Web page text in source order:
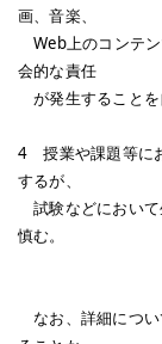
画、音楽、
Web上のコンテ
会的な責任
が発生することを
4 授業や課題等に
するが、
試験などにおいて
慎む。
なお、詳細につい